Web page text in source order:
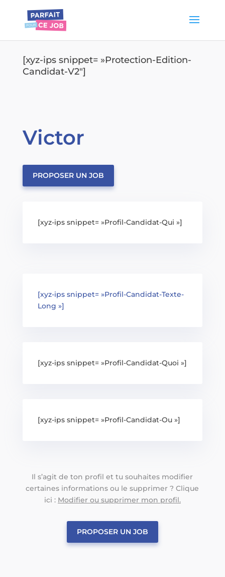
[xyz-ips snippet= »Protection-Edition-
Candidat-V2″]
Victor
PROPOSER UN JOB
[xyz-ips snippet= »Profil-Candidat-Qui »]
[xyz-ips snippet= »Profil-Candidat-Texte-
Long »]
[xyz-ips snippet= »Profil-Candidat-Quoi »]
[xyz-ips snippet= »Profil-Candidat-Ou »]
Il s’agit de ton profil et tu souhaites modifier
certaines informations ou le supprimer ? Clique
ici : Modifier ou supprimer mon profil.
PROPOSER UN JOB